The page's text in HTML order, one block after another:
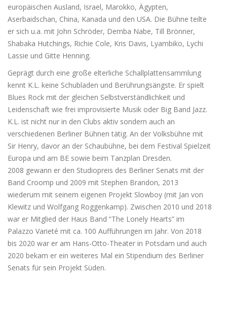
europäischen Ausland, Israel, Marokko, Ägypten,
Aserbaidschan, China, Kanada und den USA. Die Bühne teilte
er sich u.a. mit John Schröder, Demba Nabe, Till Brönner,
Shabaka Hutchings, Richie Cole, Kris Davis, Lyambiko, Lychi
Lassie und Gitte Henning.
Geprägt durch eine große elterliche Schallplattensammlung
kennt K.L. keine Schubladen und Berührungsängste. Er spielt
Blues Rock mit der gleichen Selbstverständlichkeit und
Leidenschaft wie frei improvisierte Musik oder Big Band Jazz.
K.L. ist nicht nur in den Clubs aktiv sondern auch an
verschiedenen Berliner Bühnen tätig. An der Volksbühne mit
Sir Henry, davor an der Schaubühne, bei dem Festival Spielzeit
Europa und am BE sowie beim Tanzplan Dresden.
2008 gewann er den Studiopreis des Berliner Senats mit der
Band Croomp und 2009 mit Stephen Brandon, 2013
wiederum mit seinem eigenen Projekt Slowboy (mit Jan von
Klewitz und Wolfgang Roggenkamp). Zwischen 2010 und 2018
war er Mitglied der Haus Band “The Lonely Hearts” im
Palazzo Varieté mit ca. 100 Aufführungen im Jahr. Von 2018
bis 2020 war er am Hans-Otto-Theater in Potsdam und auch
2020 bekam er ein weiteres Mal ein Stipendium des Berliner
Senats für sein Projekt Süden.